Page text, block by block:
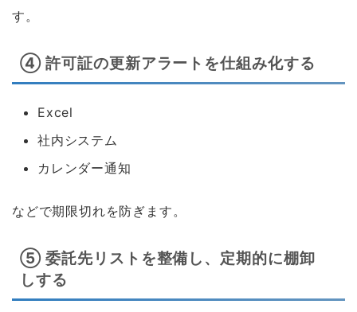
す。
④ 許可証の更新アラートを仕組み化する
Excel
社内システム
カレンダー通知
などで期限切れを防ぎます。
⑤ 委託先リストを整備し、定期的に棚卸
しする